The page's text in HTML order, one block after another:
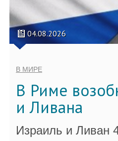
04.08.2026
В МИРЕ
В Риме
и Ливана
Израиль и Ливан